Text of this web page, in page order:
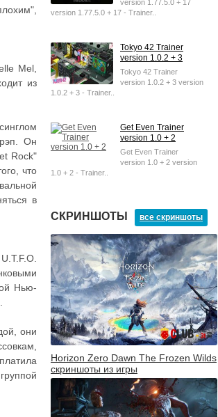
Mel,
из
Он
Rock"
что
в
Нью-
они
version 1.77.5.0 + 17
version 1.77.5.0 + 17 - Trainer..
Tokyo 42 Trainer
version 1.0.2 + 3
Tokyo 42 Trainer
version 1.0.2 + 3 version
1.0.2 + 3 - Trainer..
Get Even Trainer
version 1.0 + 2
Get Even Trainer
version 1.0 + 2 version
1.0 + 2 - Trainer..
СКРИНШОТЫ все скриншоты
Horizon Zero Dawn The Frozen Wilds
скриншоты из игры